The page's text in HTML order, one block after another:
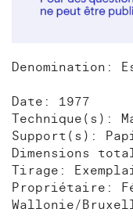
Denomination:
Date: 1977
Technique(s):
Support(s):
Dimensions
Tirage:
Propriétaire:
Wallonie/